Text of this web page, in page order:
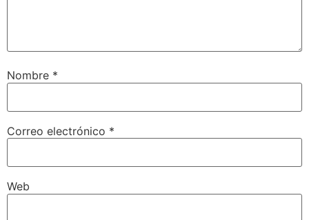
Nombre *
Correo electrónico *
Web